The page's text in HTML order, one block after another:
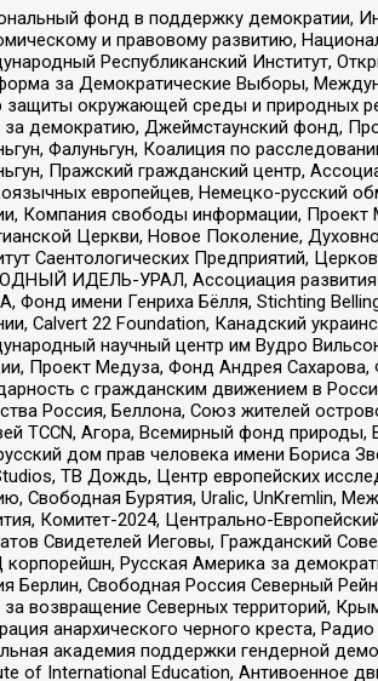
фонд в поддержку демократии,
и правовому развитию,
Республиканский Институт,
за Демократические Выборы,
защиты окружающей среды и природных
демократию, Джеймстаунский фонд,
Фалуньгун, Коалиция по
Пражский гражданский центр,
европейцев, Немецко-русский
Компания свободы информации, Проект
Церкви, Новое Поколение,
Саентологических Предприятий,
ИДЕЛЬ-УРАЛ, Ассоциация развития
Фонд имени Генриха Бёлля, Stichting
Calvert 22 Foundation, Канадский
научный центр им Вудро
Проект Медуза, Фонд Андрея
с гражданским движением в
Россия, Беллона, Союз жителей
TCCN, Агора, Всемирный фонд природы,
дом прав человека имени Бориса
ТВ Дождь, Центр европейских
Свободная Бурятия, Uralic, UnKremlin,
Комитет-2024, Центрально-
Свидетелей Иеговы, Гражданский
Русская Америка за
Берлин, Свободная Россия Северный
возвращение Северных территорий,
анархического черного креста,
академия поддержки гендерной
of International Education, Антивоенное